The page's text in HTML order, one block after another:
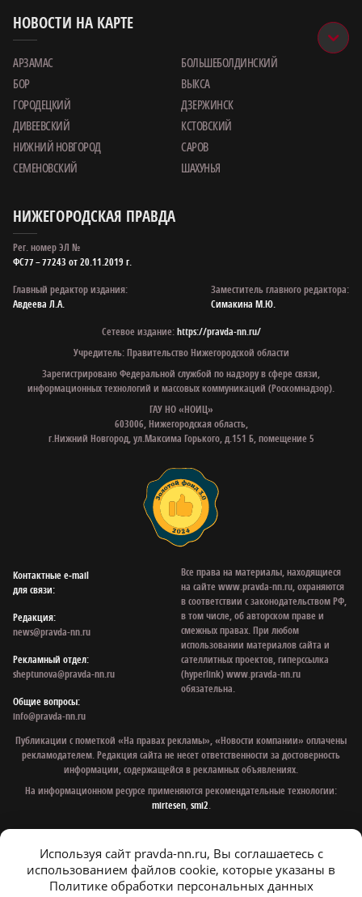
НОВОСТИ НА КАРТЕ
АРЗАМАС
БОЛЬШЕБОЛДИНСКИЙ
БОР
ВЫКСА
ГОРОДЕЦКИЙ
ДЗЕРЖИНСК
ДИВЕЕВСКИЙ
КСТОВСКИЙ
НИЖНИЙ НОВГОРОД
САРОВ
СЕМЕНОВСКИЙ
ШАХУНЬЯ
НИЖЕГОРОДСКАЯ ПРАВДА
Рег. номер ЭЛ №
ФС77 – 77243 от 20.11.2019 г.
Главный редактор издания:
Авдеева Л.А.
Заместитель главного редактора:
Симакина М.Ю.
Сетевое издание:https://pravda-nn.ru/
Учредитель: Правительство Нижегородской области
Зарегистрировано Федеральной службой по надзору в сфере связи,
информационных технологий и массовых коммуникаций (Роскомнадзор).
ГАУ НО «НОИЦ»
603006, Нижегородская область,
г.Нижний Новгород, ул.Максима Горького, д.151 Б, помещение 5
Контактные e‑mail
для связи:
Редакция:
news@pravda-nn.ru
Рекламный отдел:
sheptunova@pravda-nn.ru
Общие вопросы:
info@pravda-nn.ru
Все права на материалы, находящиеся
на сайте www.pravda-nn.ru, охраняются
в соответствии с законодательством РФ,
в том числе, об авторском праве и
смежных правах. При любом
использовании материалов сайта и
сателлитных проектов, гиперссылка
(hyperlink) www.pravda-nn.ru
обязательна.
Публикации с пометкой «На правах рекламы», «Новости компании» оплачены
рекламодателем. Редакция сайта не несет ответственности за достоверность
информации, содержащейся в рекламных объявлениях.
На информационном ресурсе применяются рекомендательные технологии:
mirtesen,smi2.
© 1997 - 2026 Газета «Нижегородская правда»
Политика конфиденциальности
Используя сайт pravda-nn.ru, Вы соглашаетесь с
использованием файлов cookie, которые указаны в
Политике обработки персональных данных